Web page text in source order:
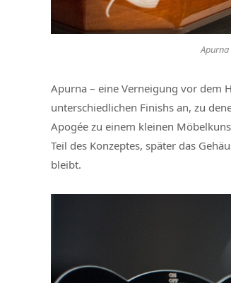
Apurna
Apurna – eine Verneigung vor dem
unterschiedlichen Finishs an, zu
Apogée zu einem kleinen
Teil des Konzeptes, später das
bleibt.